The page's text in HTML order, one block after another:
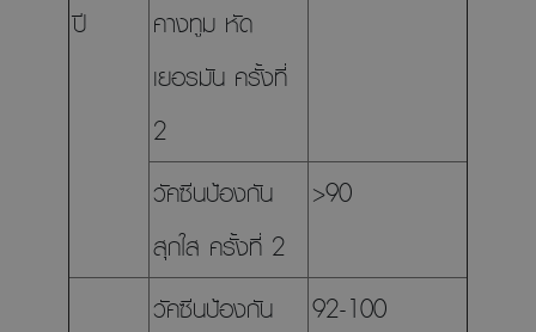
ปี
คางทูม หัด
เยอรมัน ครั้งที่
2
วัคซีนป้องกัน
สุกใส ครั้งที่ 2
>90
วัคซีนป้องกัน
92-100